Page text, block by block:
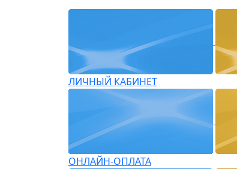
ЛИЧНЫЙ КАБИНЕТ
ОНЛАЙН-ОПЛАТА